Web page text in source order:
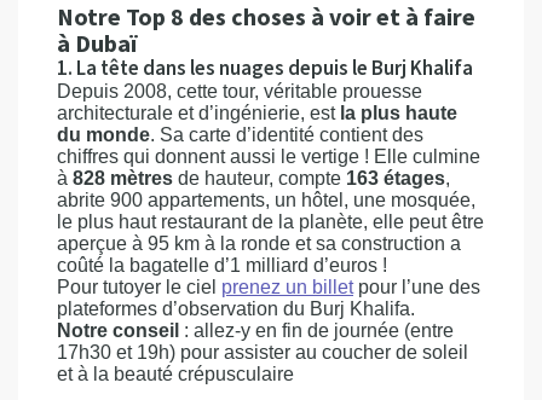
Notre Top 8 des choses à voir et à faire
à Dubaï
1. La tête dans les nuages depuis le Burj Khalifa
Depuis 2008, cette tour, véritable prouesse
architecturale et d’ingénierie, est la plus haute
du monde. Sa carte d’identité contient des
chiffres qui donnent aussi le vertige ! Elle culmine
à 828 mètres de hauteur, compte 163 étages,
abrite 900 appartements, un hôtel, une mosquée,
le plus haut restaurant de la planète, elle peut être
aperçue à 95 km à la ronde et sa construction a
coûté la bagatelle d’1 milliard d’euros !
Pour tutoyer le ciel prenez un billetpour l’une des
plateformes d’observation du Burj Khalifa.
Notre conseil : allez-y en fin de journée (entre
17h30 et 19h) pour assister au coucher de soleil
et à la beauté crépusculaire